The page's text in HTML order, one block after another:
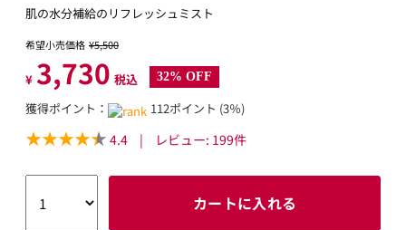
肌の水分補給のリフレッシュミスト
希望小売価格 ¥5,500
¥ 3,730 税込 32% OFF
獲得ポイント： 112ポイント (3％)
4.4 | レビュー: 199件
カートに入れる